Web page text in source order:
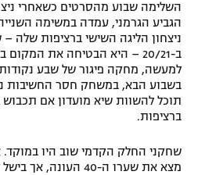
תנאי שימוש
מדיניות פרטיות
תקנון פעילות ספורט 1
רשיון להקרנה פומבית לבית עסק
ספורט אתגרי ואקסטרים
אומנויות לחימה
גיימינג E-Sports
הגביע הגרמני, עמדה במשימה
ניצחון הליגה השישי ברציפות שלה
ב-20/21 – היא הבטיחה את
למעשה, מחקה פיגור של שבע
בשבוע הבא, במשחק חסר החשיבות
ברציפות.
שחקני החלק הקדמי שוב היו במוקד.
מצא את שערו ה-40